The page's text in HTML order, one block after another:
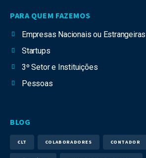
PARA QUEM FAZEMOS
Empresas Nacionais ou Estrangeiras
Startups
3º Setor e Instituições
Pessoas
BLOG
CLT COLABORADORES CONTADOR